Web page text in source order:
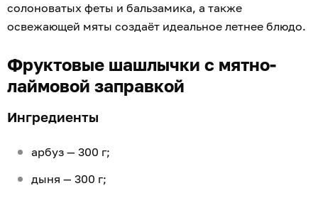
солоноватых феты и бальзамика, а также
освежающей мяты создаёт идеальное летнее блюдо.
Фруктовые шашлычки с мятно-
лаймовой заправкой
Ингредиенты
арбуз — 300 г;
дыня — 300 г;